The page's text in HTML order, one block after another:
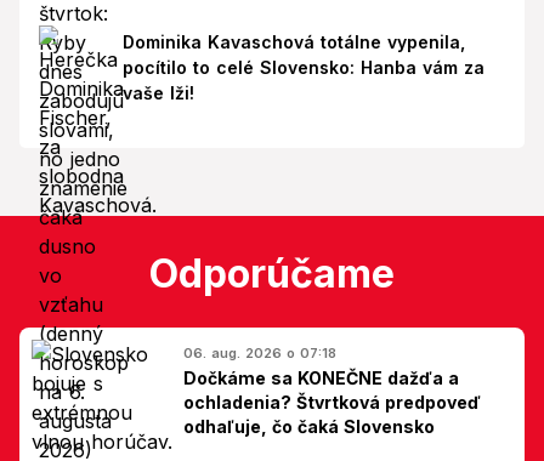
Dominika Kavaschová totálne vypenila,
pocítilo to celé Slovensko: Hanba vám za
vaše lži!
Odporúčame
06. aug. 2026 o 07:18
Dočkáme sa KONEČNE dažďa a
ochladenia? Štvrtková predpoveď
odhaľuje, čo čaká Slovensko